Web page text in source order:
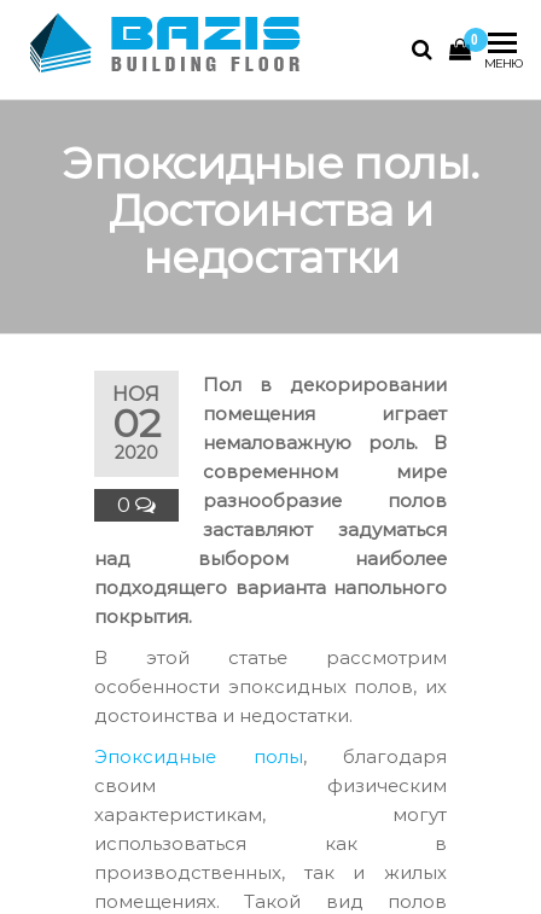
content
Базис
Промышленные
0
МЕНЮ
Эпоксидные полы.
Достоинства и
недостатки
НОЯ
02
2020
0
Пол в декорировании
помещения играет
немаловажную роль. В
современном мире
разнообразие полов
заставляют задуматься
над выбором наиболее
подходящего варианта напольного
покрытия.
В этой статье рассмотрим
особенности эпоксидных полов, их
достоинства и недостатки.
Эпоксидные полы, благодаря
своим физическим
характеристикам, могут
использоваться как в
производственных, так и жилых
помещениях. Такой вид полов